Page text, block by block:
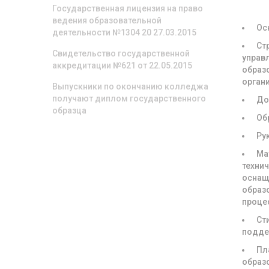
Государственная лицензия на право
ведения образовательной
деятельности №1304 20 27.03.2015
Свидетельство государственной
аккредитации №621 от 22.05.2015
Выпускники по окончанию колледжа
получают диплом государственного
образца